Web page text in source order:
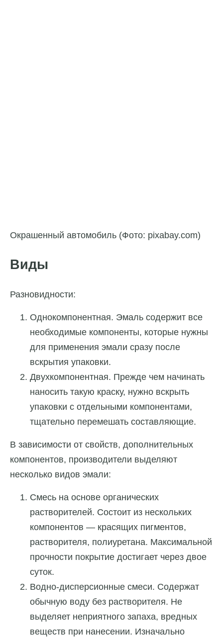
Окрашенный автомобиль (Фото: pixabay.com)
Виды
Разновидности:
Однокомпонентная. Эмаль содержит все
необходимые компоненты, которые нужны
для применения эмали сразу после
вскрытия упаковки.
Двухкомпонентная. Прежде чем начинать
наносить такую краску, нужно вскрыть
упаковки с отдельными компонентами,
тщательно перемешать составляющие.
В зависимости от свойств, дополнительных
компонентов, производители выделяют
несколько видов эмали:
Смесь на основе органических
растворителей. Состоит из нескольких
компонентов — красящих пигментов,
растворителя, полиуретана. Максимальной
прочности покрытие достигает через двое
суток.
Водно-дисперсионные смеси. Содержат
обычную воду без растворителя. Не
выделяет неприятного запаха, вредных
веществ при нанесении. Изначально